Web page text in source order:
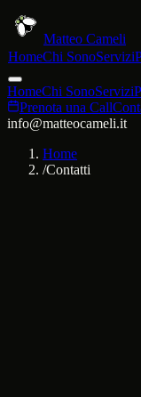
Matteo Cameli
HomeChi SonoServizi
HomeChi SonoServizi
Prenota una Call
info@matteocameli.it
Home
/Contatti